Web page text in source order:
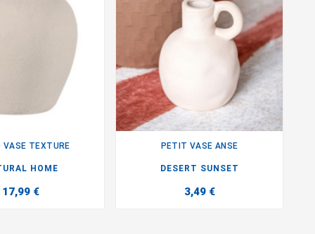
VASE TEXTURE
HOME
17,99 €
PETIT VASE ANSE
DESERT SUNSET
3,49 €